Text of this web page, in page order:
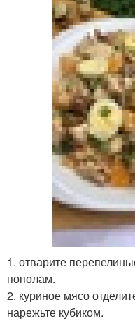
1. отварите
пополам.
2. куриное мясо
нарежьте кубиком.